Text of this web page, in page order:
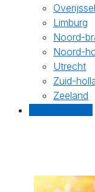
Overijssel
Limburg
Noord-
Noord-
Utrecht
Zuid-
Zeeland